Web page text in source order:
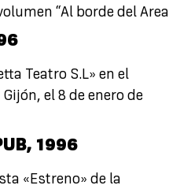
“Al borde del Area
Teatro S.L» en el
el 8 de enero de
1996
«Estreno» de la